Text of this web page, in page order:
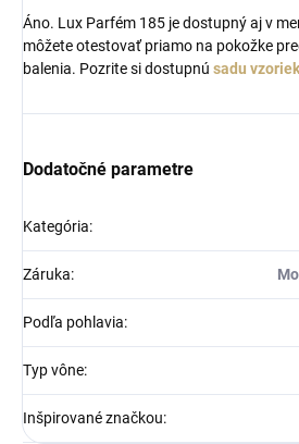
Áno. Lux Parfém 185 je dostupný aj v
môžete otestovať priamo na pokožke
balenia. Pozrite si dostupnú sadu
Dodatočné parametre
Kategória:
Záruka:
Podľa pohlavia:
Typ vône:
Inšpirované značkou: